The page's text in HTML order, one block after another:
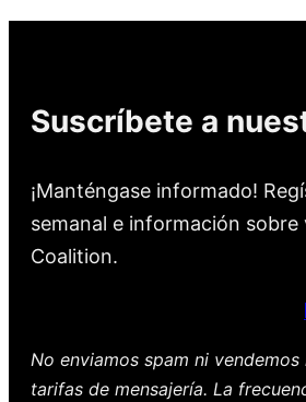
Suscríbete a
¡Manténgase informado!
semanal e información
Coalition.
No enviamos spam ni
tarifas de mensajería. La